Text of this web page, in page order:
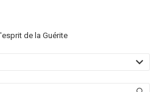
de la Guérite